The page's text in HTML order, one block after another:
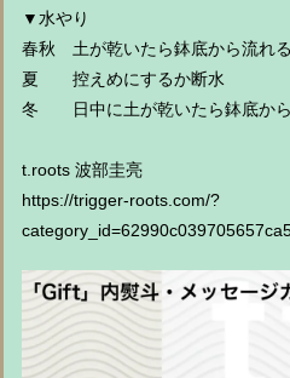
▼水やり
春秋 土が乾いたら鉢底から流れ
夏 控えめにするか断水
冬 日中に土が乾いたら鉢底から
t.roots 波部圭亮
https://trigger-roots.com/?